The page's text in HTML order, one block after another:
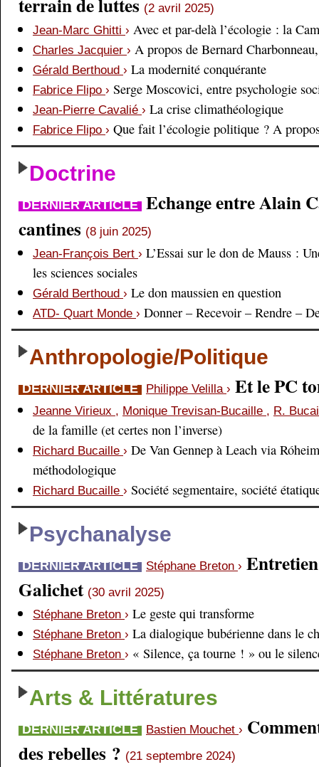
terrain de luttes (2 avril 2025)
Jean-Marc Ghitti › Avec et par-delà l’écologie : la
Charles Jacquier › A propos de Bernard
Gérald Berthoud › La modernité conquérante
Fabrice Flipo › Serge Moscovici, entre psychologie
Jean-Pierre Cavalié › La crise climathéologique
Fabrice Flipo › Que fait l’écologie politique ? A
Doctrine
DERNIER ARTICLE Echange entre Alain
cantines (8 juin 2025)
Jean-François Bert › L’Essai sur le don de Mauss :
les sciences sociales
Gérald Berthoud › Le don maussien en question
ATD- Quart Monde › Donner – Recevoir – Rendre –
Anthropologie/Politique
DERNIER ARTICLE Philippe Velilla › Et le PC
Jeanne Virieux , Monique Trevisan-Bucaille , R.
de la famille (et certes non l’inverse)
Richard Bucaille › De Van Gennep à Leach via
méthodologique
Richard Bucaille › Société segmentaire, société
Psychanalyse
DERNIER ARTICLE Stéphane Breton ›
Galichet (30 avril 2025)
Stéphane Breton › Le geste qui transforme
Stéphane Breton › La dialogique bubérienne dans le
Stéphane Breton › « Silence, ça tourne ! » ou le
Arts & Littératures
DERNIER ARTICLE Bastien Mouchet ›
des rebelles ? (21 septembre 2024)